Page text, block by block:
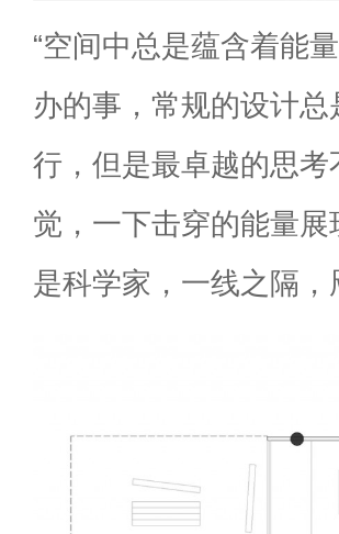
“空间中总是蕴含着能
办的事，常规的设计
行，但是最卓越的思
觉，一下击穿的能量
是科学家，一线之隔